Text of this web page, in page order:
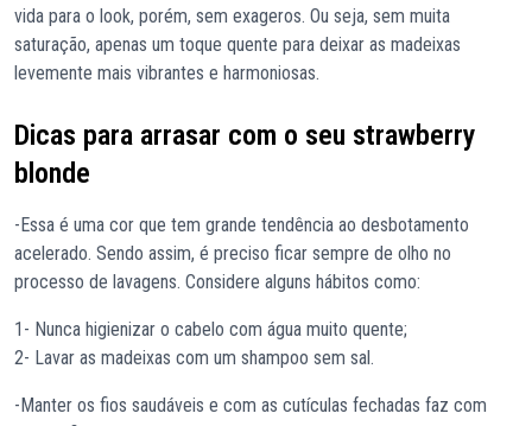
vida para o look, porém, sem exageros. Ou seja, sem muita
saturação, apenas um toque quente para deixar as madeixas
levemente mais vibrantes e harmoniosas.
Dicas para arrasar com o seu strawberry
blonde
-Essa é uma cor que tem grande tendência ao desbotamento
acelerado. Sendo assim, é preciso ficar sempre de olho no
processo de lavagens. Considere alguns hábitos como:
1- Nunca higienizar o cabelo com água muito quente;
2- Lavar as madeixas com um shampoo sem sal.
-Manter os fios saudáveis e com as cutículas fechadas faz com